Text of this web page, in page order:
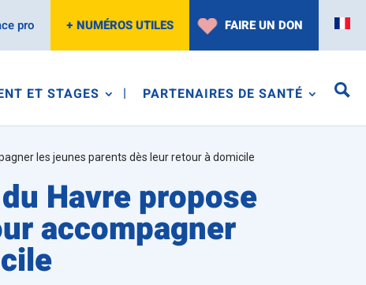
pro + NUMÉROS UTILES FAIRE UN DON
ET STAGES PARTENAIRES DE SANTÉ
les jeunes parents dès leur retour à domicile
Havre propose
accompagner